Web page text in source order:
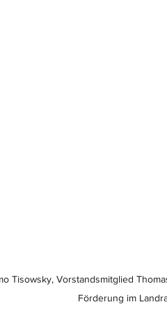
Tisowsky, Vorstandsmitglied
Förderung im